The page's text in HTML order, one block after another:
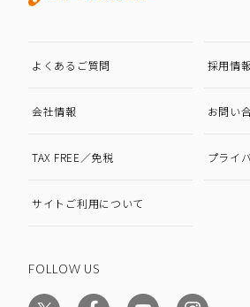
よくあるご質問 採用情
会社情報 お問い
TAX FREE／免税 プライ
サイトご利用について
FOLLOW US